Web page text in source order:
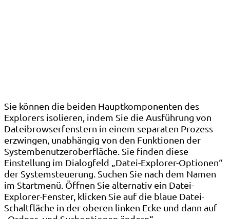
Sie können die beiden Hauptkomponenten des
Explorers isolieren, indem Sie die Ausführung von
Dateibrowserfenstern in einem separaten Prozess
erzwingen, unabhängig von den Funktionen der
Systembenutzeroberfläche. Sie finden diese
Einstellung im Dialogfeld „Datei-Explorer-Optionen“
der Systemsteuerung. Suchen Sie nach dem Namen
im Startmenü. Öffnen Sie alternativ ein Datei-
Explorer-Fenster, klicken Sie auf die blaue Datei-
Schaltfläche in der oberen linken Ecke und dann auf